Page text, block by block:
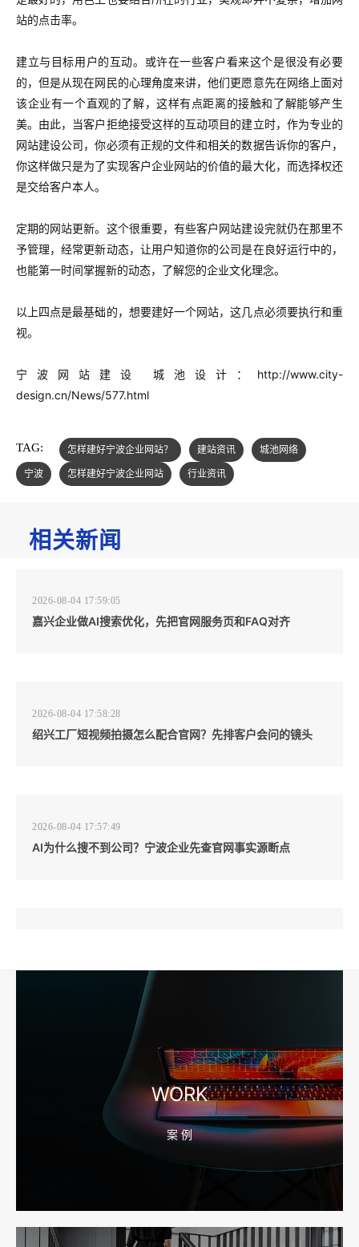
站的点击率。
建立与目标用户的互动。或许在一些客户看来这个是很没有必要
的，但是从现在网民的心理角度来讲，他们更愿意先在网络上面对
该企业有一个直观的了解，这样有点距离的接触和了解能够产生
美。由此，当客户拒绝接受这样的互动项目的建立时，作为专业的
网站建设公司，你必须有正规的文件和相关的数据告诉你的客户，
你这样做只是为了实现客户企业网站的价值的最大化，而选择权还
是交给客户本人。
定期的网站更新。这个很重要，有些客户网站建设完就仍在那里不
予管理，经常更新动态，让用户知道你的公司是在良好运行中的，
也能第一时间掌握新的动态，了解您的企业文化理念。
以上四点是最基础的，想要建好一个网站，这几点必须要执行和重
视。
宁波网站建设 城池设计：http://www.city-
design.cn/News/577.html
TAG: 怎样建好宁波企业网站？ 建站资讯
城池网络
宁波
怎样建好宁波企业网站 行业资讯
相关新闻
2026-08-04 17:59:05
嘉兴企业做AI搜索优化，先把官网服务页和FAQ对齐
2026-08-04 17:58:28
绍兴工厂短视频拍摄怎么配合官网？先排客户会问的镜头
2026-08-04 17:57:49
AI为什么搜不到公司？宁波企业先查官网事实源断点
宁波高端网站建设公司推荐，移动端验收别放到最后
宁波网站建设报价怎么看？合同、源码和后台要先写清
WORK
案 例